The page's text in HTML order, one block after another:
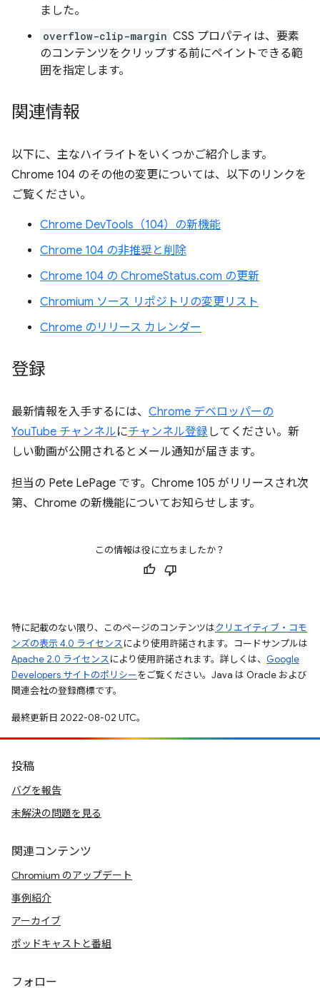
ました。
overflow-clip-margin CSS プロパティは、要素
のコンテンツをクリップする前にペイントできる範
囲を指定します。
関連情報
以下に、主なハイライトをいくつかご紹介します。
Chrome 104 のその他の変更については、以下のリンクを
ご覧ください。
Chrome DevTools（104）の新機能
Chrome 104 の非推奨と削除
Chrome 104 の ChromeStatus.com の更新
Chromium ソース リポジトリの変更リスト
Chrome のリリース カレンダー
登録
最新情報を入手するには、 Chrome デベロッパーの
YouTube チャンネルにチャンネル登録 してください。新
しい動画が公開されるとメール通知が届きます。
担当の Pete LePage です。Chrome 105 がリリースされ次
第、Chrome の新機能についてお知らせします。
この情報は役に立ちましたか？
特に記載のない限り、このページのコンテンツはクリエイティブ・コモ
ンズの表示 4.0 ライセンスにより使用許諾されます。コードサンプルは
Apache 2.0 ライセンスにより使用許諾されます。詳しくは、 Google
Developers サイトのポリシーをご覧ください。Java は Oracle および
関連会社の登録商標です。
最終更新日 2022-08-02 UTC。
投稿
バグを報告
未解決の問題を見る
関連コンテンツ
Chromium のアップデート
事例紹介
アーカイブ
ポッドキャストと番組
フォロー